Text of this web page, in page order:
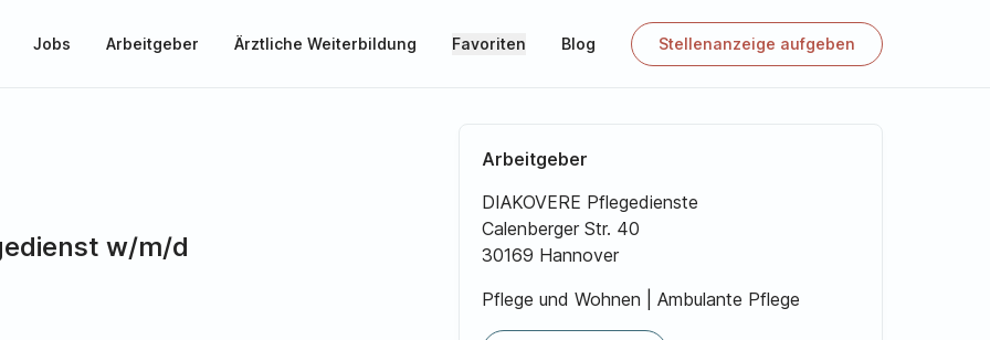
Jobs Arbeitgeber Ärztliche Weiterbildung Favoriten Blog Stellenanzeige aufgeben
w/m/d
Arbeitgeber
DIAKOVERE Pflegedienste
Calenberger Str. 40
30169 Hannover
Pflege und Wohnen | Ambulante Pflege